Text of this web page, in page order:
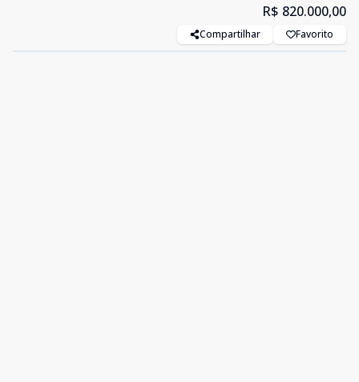
R$ 820.000,00
Compartilhar Favorito